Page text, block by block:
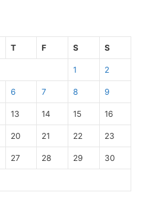
T F S S
1 2
6 7 8 9
13 14 15 16
20 21 22 23
27 28 29 30